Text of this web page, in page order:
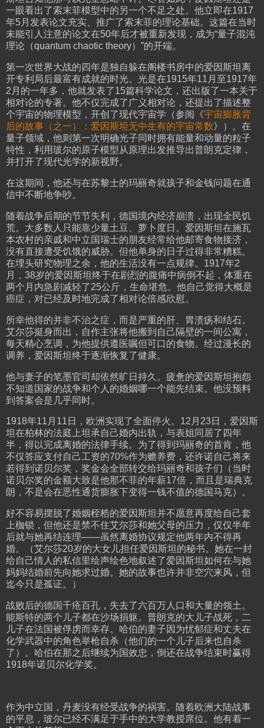
一眼看出了索末菲模型中的另一个不足之处。他立即在1917
年5月发表论文充实、推广了索末菲的理论基础。这篇在当时
未能引人注意的论文在50年后才被重新发现，成为“量子混沌
理论（quantum chaotic theory）”的开端。
第一次世界大战的四年是独自躲在阁楼书房中的爱因斯坦离
开专利局后最富有成就的时光。光是在1915年11月至1917年
2月的一年多，他就发表了15篇科学论文，还出版了一本关于
相对论的专著。他不仅完成了广义相对论，还提出了描述整
个宇宙的物理模型，开创了现代宇宙学（参阅《宇宙膨胀背
后的故事（之一）：爱因斯坦无中生有的宇宙常数》）。在
量子领域，他则第一次明确光子同时拥有能量和动量的粒子
特性，利用玻尔的原子模型从原理出发推导出普朗克定律，
并打开了现代光学的新视野。
在这期间，他还与在苏黎士的玛丽奇就孩子和金钱问题在通
信中不断地争吵。
随着战争后期的节节失利，德国境内经济崩溃，出现全民饥
荒。大多数人只能靠少量土豆、萝卜度日。爱因斯坦在施瓦
本农村的亲戚和中立国瑞士的朋友经常给他邮寄食物接济，
没有直接遭受饥饿的威胁。但他单身的日子过得非常糟糕。
在埋头研究物理之余，他的生活没有一点规律。1917年2
月，38岁的爱因斯坦终于在剧烈的腹痛中病倒不起，体重在
两个月内急剧减轻了25公斤，生命堪危。他自己觉得大概是
癌症，对已经及时地完成了相对论倍感欣慰。
所幸他得的并非不治之症，而是严重的肝、胃溃疡和结石。
艾尔莎挺身而出，自作主张将他搬到自己隔壁的一间公寓，
每天精心烹调，为他提供遵医嘱但可口的食物。经过漫长的
调养，爱因斯坦终于逐渐恢复了健康。
他与妻子的笔墨官司却依然旷日持久。疲惫的爱因斯坦抱怨
不知道国家的战争和个人的婚姻哪一个能先结束。他没预料
到答案会是几乎同时。
1918年11月11日，欧洲实现了全面停火。12月23日，爱因斯
坦在柏林的法庭上坦承自己婚内出轨，与表姐同居了四年
半，得以完成离婚的法律手续。为了得到玛丽奇的首肯，他
不仅答应支付自己工资的70%作为赡养费，还许诺自己将来
若得到诺贝尔奖，奖金会全部转交给玛丽奇和孩子们（当时
诺贝尔奖的金额大致是他那不菲的年薪17倍，而且是瑞典克
朗，不是会在恶性通货膨胀下变得一钱不值的德国马克）。
好不容易摆脱了婚姻桎梏的爱因斯坦并不愿意再度给自己套
上枷锁，但他还是禁不住艾尔莎和她父母的压力，仅仅半年
后就与她再结连理——虽然离婚协议规定他两年内不得再
婚。（艾尔莎20岁的大女儿担任爱因斯坦的秘书。她在一封
给自己情人的私信里绘声绘色地叙述了爱因斯坦如何在与她
妈妈结婚前先向她求过婚。她的故事也许并非空穴来风，但
迄今只是孤证。）
战败后的德国千疮百孔，失去了六百万人口和大量的领土。
能斯特的两个儿子都在沙场捐躯。普朗克的大儿子战死，二
儿子在法国被俘虏而幸存。哈伯的妻子因为忧郁症和丈夫在
化学武器中的角色举枪自杀（他们的一个儿子后来也自杀
了）。哈伯在那之后继续为国效忠，倒还在战争结束时赢得
1918年诺贝尔化学奖。
作为中立国，丹麦没有经受战争的祸害。随着欧洲大陆战事
的平息，玻尔已经不满足于手中的大学教授席位。他有着一